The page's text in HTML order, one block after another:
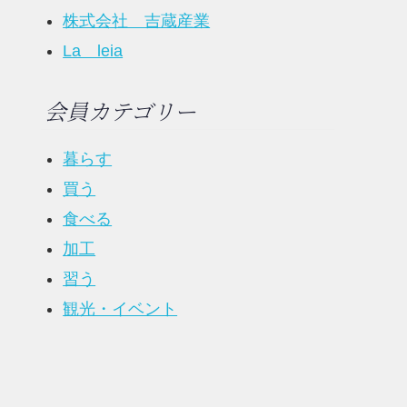
株式会社 吉蔵産業
La leia
会員カテゴリー
暮らす
買う
食べる
加工
習う
観光・イベント